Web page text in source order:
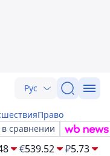
Рус
Право
в сравнении
€539.52 ₽5.73